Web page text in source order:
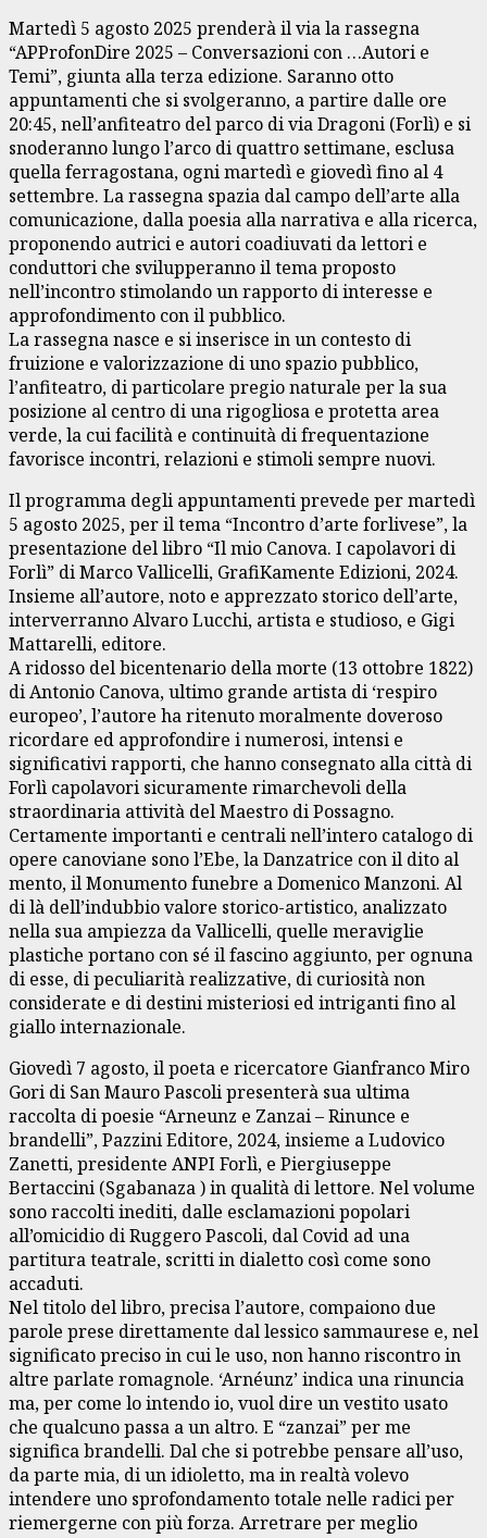
Martedì 5 agosto 2025 prenderà il via la rassegna
“APProfonDire 2025 – Conversazioni con …Autori e
Temi”, giunta alla terza edizione. Saranno otto
appuntamenti che si svolgeranno, a partire dalle ore
20:45, nell’anfiteatro del parco di via Dragoni (Forlì) e si
snoderanno lungo l’arco di quattro settimane, esclusa
quella ferragostana, ogni martedì e giovedì fino al 4
settembre. La rassegna spazia dal campo dell’arte alla
comunicazione, dalla poesia alla narrativa e alla ricerca,
proponendo autrici e autori coadiuvati da lettori e
conduttori che svilupperanno il tema proposto
nell’incontro stimolando un rapporto di interesse e
approfondimento con il pubblico.
La rassegna nasce e si inserisce in un contesto di
fruizione e valorizzazione di uno spazio pubblico,
l’anfiteatro, di particolare pregio naturale per la sua
posizione al centro di una rigogliosa e protetta area
verde, la cui facilità e continuità di frequentazione
favorisce incontri, relazioni e stimoli sempre nuovi.
Il programma degli appuntamenti prevede per martedì
5 agosto 2025, per il tema “Incontro d’arte forlivese”, la
presentazione del libro “Il mio Canova. I capolavori di
Forlì” di Marco Vallicelli, GrafiKamente Edizioni, 2024.
Insieme all’autore, noto e apprezzato storico dell’arte,
interverranno Alvaro Lucchi, artista e studioso, e Gigi
Mattarelli, editore.
A ridosso del bicentenario della morte (13 ottobre 1822)
di Antonio Canova, ultimo grande artista di ‘respiro
europeo’, l’autore ha ritenuto moralmente doveroso
ricordare ed approfondire i numerosi, intensi e
significativi rapporti, che hanno consegnato alla città di
Forlì capolavori sicuramente rimarchevoli della
straordinaria attività del Maestro di Possagno.
Certamente importanti e centrali nell’intero catalogo di
opere canoviane sono l’Ebe, la Danzatrice con il dito al
mento, il Monumento funebre a Domenico Manzoni. Al
di là dell’indubbio valore storico-artistico, analizzato
nella sua ampiezza da Vallicelli, quelle meraviglie
plastiche portano con sé il fascino aggiunto, per ognuna
di esse, di peculiarità realizzative, di curiosità non
considerate e di destini misteriosi ed intriganti fino al
giallo internazionale.
Giovedì 7 agosto, il poeta e ricercatore Gianfranco Miro
Gori di San Mauro Pascoli presenterà sua ultima
raccolta di poesie “Arneunz e Zanzai – Rinunce e
brandelli”, Pazzini Editore, 2024, insieme a Ludovico
Zanetti, presidente ANPI Forlì, e Piergiuseppe
Bertaccini (Sgabanaza ) in qualità di lettore. Nel volume
sono raccolti inediti, dalle esclamazioni popolari
all’omicidio di Ruggero Pascoli, dal Covid ad una
partitura teatrale, scritti in dialetto così come sono
accaduti.
Nel titolo del libro, precisa l’autore, compaiono due
parole prese direttamente dal lessico sammaurese e, nel
significato preciso in cui le uso, non hanno riscontro in
altre parlate romagnole. ‘Arnéunz’ indica una rinuncia
ma, per come lo intendo io, vuol dire un vestito usato
che qualcuno passa a un altro. E “zanzai” per me
significa brandelli. Dal che si potrebbe pensare all’uso,
da parte mia, di un idioletto, ma in realtà volevo
intendere uno sprofondamento totale nelle radici per
riemergerne con più forza. Arretrare per meglio